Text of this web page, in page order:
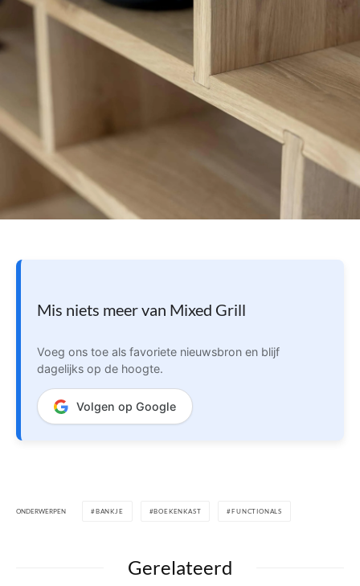
Mis niets meer van Mixed Grill
Voeg ons toe als favoriete nieuwsbron en blijf
dagelijks op de hoogte.
Volgen op Google
ONDERWERPEN BANKJE BOEKENKAST FUNCTIONALS
Gerelateerd